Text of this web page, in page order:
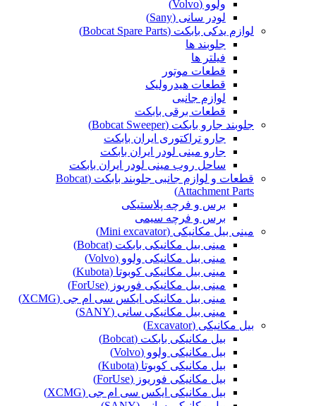
ولوو (Volvo)
لودر سانی (Sany)
لوازم یدکی بابکت (Bobcat Spare Parts)
جلوبند ها
فیلتر ها
قطعات موتور
قطعات هیدرولیک
لوازم جانبی
قطعات برقی بابکت
جلوبند جارو بابکت (Bobcat Sweeper)
جارو تراکتوری ایران بابکت
جارو مینی لودر ایران بابکت
ساحل روب مینی لودر ایران بابکت
قطعات و لوازم جانبی جلوبند بابکت (Bobcat
Attachment Parts)
برس و فرچه پلاستیکی
برس و فرچه سیمی
مینی بیل مکانیکی (Mini excavator)
مینی بیل مکانیکی بابکت (Bobcat)
مینی بیل مکانیکی ولوو (Volvo)
مینی بیل مکانیکی کوبوتا (Kubota)
مینی بیل مکانیکی فوریوز (ForUse)
مینی بیل مکانیکی ایکس سی ام جی (XCMG)
مینی بیل مکانیکی سانی (SANY)
بیل مکانیکی (Excavator)
بیل مکانیکی بابکت (Bobcat)
بیل مکانیکی ولوو (Volvo)
بیل مکانیکی کوبوتا (Kubota)
بیل مکانیکی فوریوز (ForUse)
بیل مکانیکی ایکس سی ام جی (XCMG)